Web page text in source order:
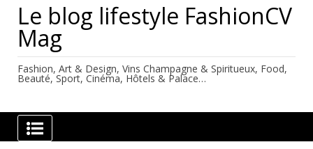
Le blog lifestyle FashionCV
Mag
Fashion, Art & Design, Vins Champagne & Spiritueux, Food,
Beauté, Sport, Cinéma, Hôtels & Palace…